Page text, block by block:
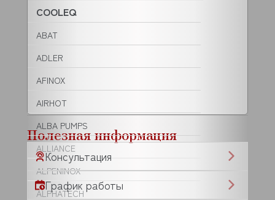
COOLEQ
ABAT
ADLER
AFINOX
AIRHOT
ALBA PUMPS
ALLIANCE
ALPENINOX
ALPHATECH
Полезная информация
Консультация
График работы